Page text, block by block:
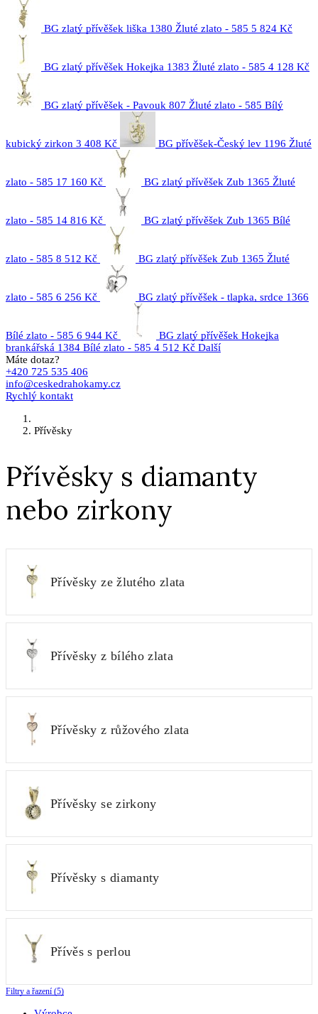
BG zlatý přívěšek liška 1380 Žluté zlato - 585 5 824 Kč
BG zlatý přívěšek Hokejka 1383 Žluté zlato - 585 4 128 Kč
BG zlatý přívěšek - Pavouk 807 Žluté zlato - 585 Bílý
kubický zirkon 3 408 Kč BG přívěšek-Český lev 1196 Žluté
zlato - 585 17 160 Kč BG zlatý přívěšek Zub 1365 Žluté
zlato - 585 14 816 Kč BG zlatý přívěšek Zub 1365 Bílé
zlato - 585 8 512 Kč BG zlatý přívěšek Zub 1365 Žluté
zlato - 585 6 256 Kč BG zlatý přívěšek - tlapka, srdce 1366
Bílé zlato - 585 6 944 Kč
BG zlatý přívěšek Hokejka
brankářská 1384 Bílé zlato - 585 4 512 Kč Další
Máte dotaz?
+420 725 535 406
info@ceskedrahokamy.cz
Rychlý kontakt
Přívěsky
Přívěsky s diamanty
nebo zirkony
Přívěsky ze žlutého zlata
Přívěsky z bílého zlata
Přívěsky z růžového zlata
Přívěsky se zirkony
Přívěsky s diamanty
Přívěs s perlou
Filtry a řazení (5)